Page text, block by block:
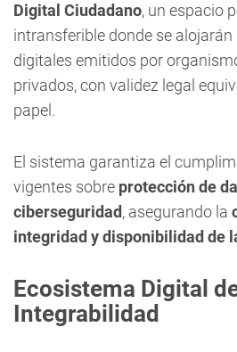
Digital Ciudadano, un espacio
intransferible donde se
digitales emitidos por
privados, con validez legal
papel.
El sistema garantiza el
vigentes sobre protección de
ciberseguridad, asegurando la
integridad y disponibilidad de
Ecosistema Digital
Integrabilidad